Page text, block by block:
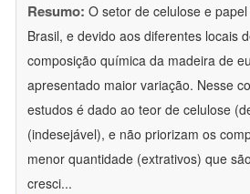
Resumo: O setor de celulose e
Brasil, e devido aos diferentes locais
composição química da madeira de
apresentado maior variação. Nesse
estudos é dado ao teor de celulose
(indesejável), e não priorizam os
menor quantidade (extrativos) que
cresci...